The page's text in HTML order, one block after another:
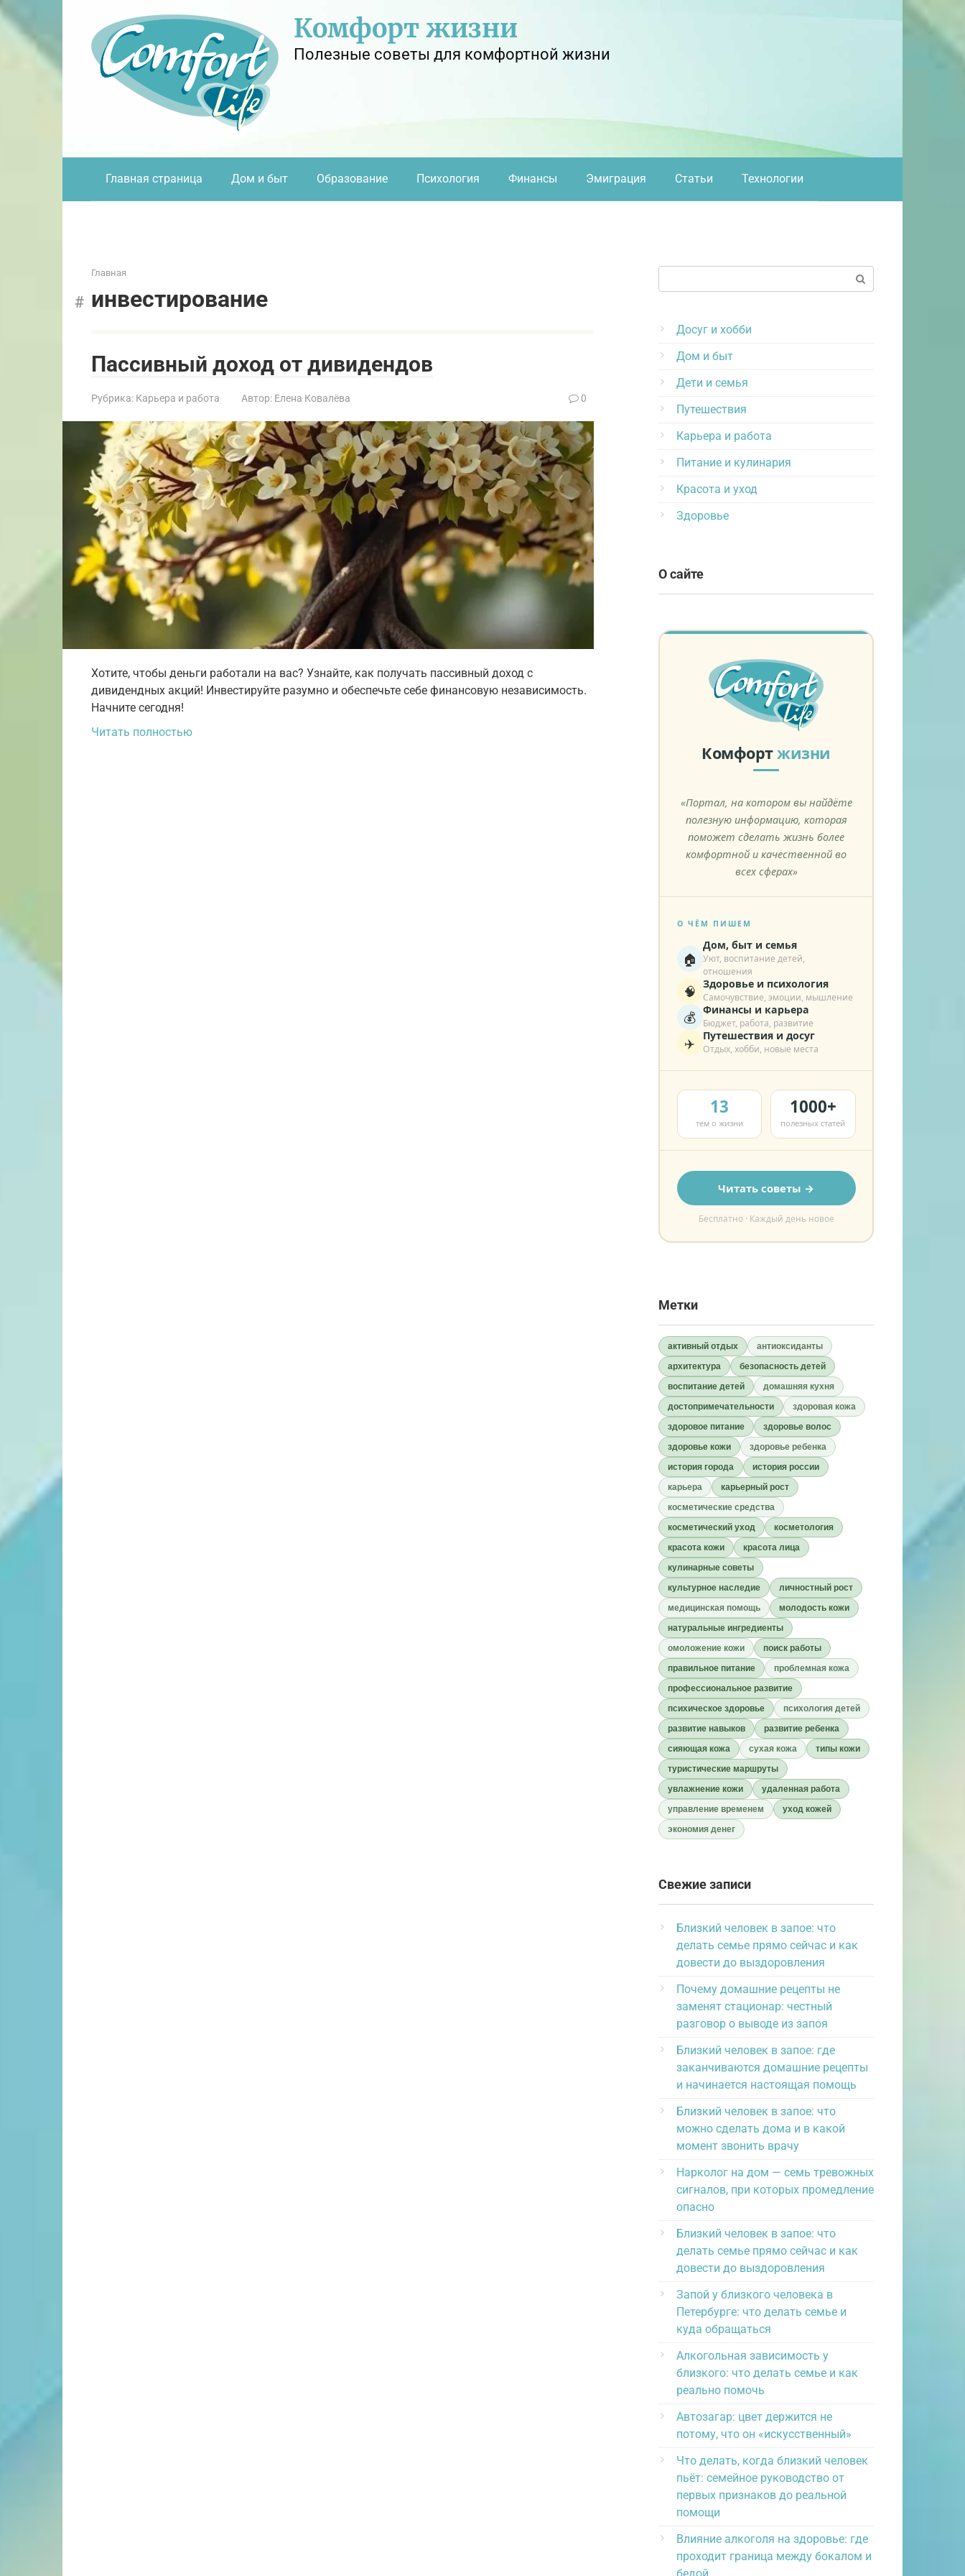
Перейти
контенту
Комфорт жизни
Полезные советы для комфортной жизни
Главная страница Дом и быт Образование Психология Финансы Эмиграция Статьи Технологии
Главная
инвестирование
Пассивный доход от дивидендов
Рубрика: Карьера и работа Автор: Елена Ковалёва 0
Хотите, чтобы деньги работали на вас? Узнайте, как получать пассивный доход с
дивидендных акций! Инвестируйте разумно и обеспечьте себе финансовую независимость.
Начните сегодня!
Читать полностью
Досуг и хобби
Дом и быт
Дети и семья
Путешествия
Карьера и работа
Питание и кулинария
Красота и уход
Здоровье
О сайте
Комфортжизни
«Портал, на котором вы найдёте
полезную информацию, которая
поможет сделать жизнь более
комфортной и качественной во
всех сферах»
О ЧЁМ ПИШЕМ
🏠
Дом, быт и семья
Уют, воспитание детей,
отношения
🧠 Здоровье и психология
Самочувствие, эмоции, мышление
💰 Финансы и карьера
Бюджет, работа, развитие
✈️ Путешествия и досуг
Отдых, хобби, новые места
13
тем о жизни
1000+
полезных статей
Читать советы →
Бесплатно · Каждый день новое
Метки
активный отдых
антиоксиданты
архитектура
безопасность детей
воспитание детей
домашняя кухня
достопримечательности
здоровая кожа
здоровое питание
здоровье волос
здоровье кожи
здоровье ребенка
история города
история россии
карьера
карьерный рост
косметические средства
косметический уход
косметология
красота кожи
красота лица
кулинарные советы
культурное наследие
личностный рост
медицинская помощь
молодость кожи
натуральные ингредиенты
омоложение кожи
поиск работы
правильное питание
проблемная кожа
профессиональное развитие
психическое здоровье
психология детей
развитие навыков
развитие ребенка
сияющая кожа
сухая кожа
типы кожи
туристические маршруты
увлажнение кожи
удаленная работа
управление временем
уход кожей
экономия денег
Свежие записи
Близкий человек в запое: что
делать семье прямо сейчас и как
довести до выздоровления
Почему домашние рецепты не
заменят стационар: честный
разговор о выводе из запоя
Близкий человек в запое: где
заканчиваются домашние рецепты
и начинается настоящая помощь
Близкий человек в запое: что
можно сделать дома и в какой
момент звонить врачу
Нарколог на дом — семь тревожных
сигналов, при которых промедление
опасно
Близкий человек в запое: что
делать семье прямо сейчас и как
довести до выздоровления
Запой у близкого человека в
Петербурге: что делать семье и
куда обращаться
Алкогольная зависимость у
близкого: что делать семье и как
реально помочь
Автозагар: цвет держится не
потому, что он «искусственный»
Что делать, когда близкий человек
пьёт: семейное руководство от
первых признаков до реальной
помощи
Влияние алкоголя на здоровье: где
проходит граница между бокалом и